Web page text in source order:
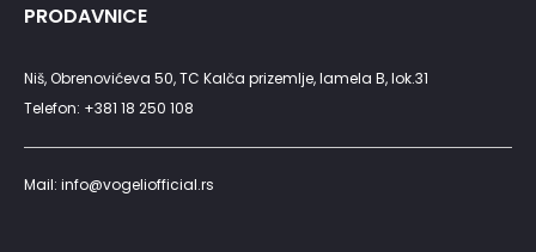
PRODAVNICE
Niš, Obrenovićeva 50, TC Kalča prizemlje, lamela B, lok.31
Telefon: +381 18 250 108
Mail: info@vogeliofficial.rs